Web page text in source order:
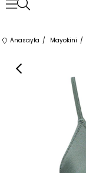
Anasayfa Mayokini